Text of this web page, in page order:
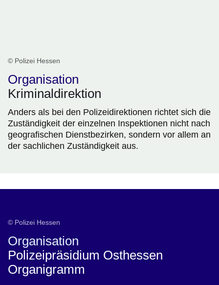
© Polizei Hessen
Organisation
Kriminaldirektion
Anders als bei den Polizeidirektionen richtet sich die
Zuständigkeit der einzelnen Inspektionen nicht nach
geografischen Dienstbezirken, sondern vor allem an
der sachlichen Zuständigkeit aus.
© Polizei Hessen
Organisation
Polizeipräsidium Osthessen
Organigramm